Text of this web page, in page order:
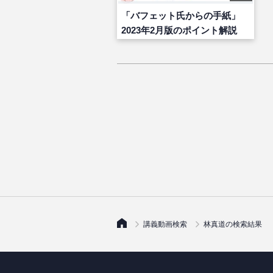
「バフェット氏からの手紙」
2023年2月版のポイント解説
講義動画検索 林真道の検索結果